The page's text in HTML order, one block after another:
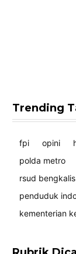
Trending
fpi opini
polda metro
rsud bengkalis
penduduk
kementerian